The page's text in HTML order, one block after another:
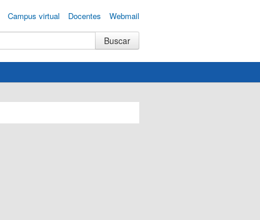
Campus virtual Docentes Webmail